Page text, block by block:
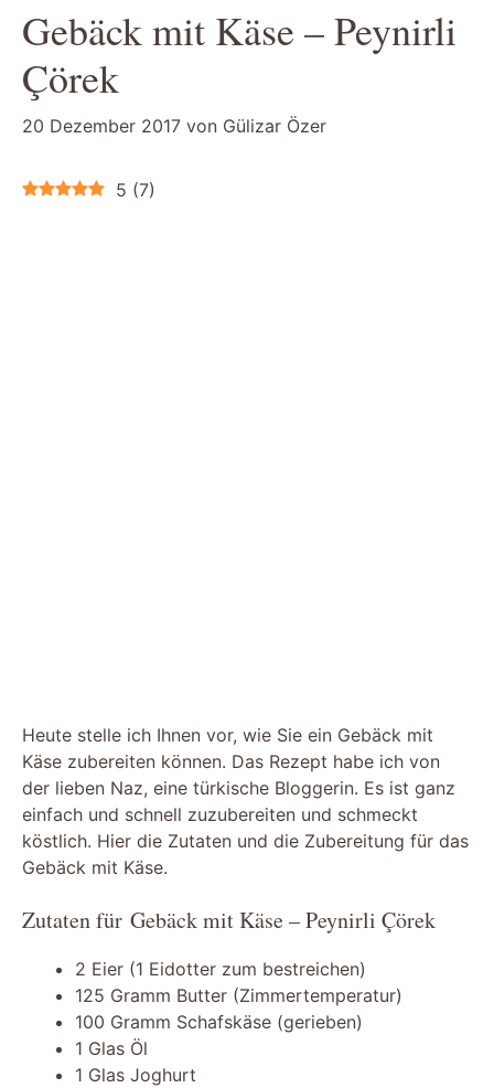
Gebäck mit Käse – Peynirli
Çörek
20 Dezember 2017 von Gülizar Özer
5 (7)
Heute stelle ich Ihnen vor, wie Sie ein Gebäck mit
Käse zubereiten können. Das Rezept habe ich von
der lieben Naz, eine türkische Bloggerin. Es ist ganz
einfach und schnell zuzubereiten und schmeckt
köstlich. Hier die Zutaten und die Zubereitung für das
Gebäck mit Käse.
Zutaten für Gebäck mit Käse – Peynirli Çörek
2 Eier (1 Eidotter zum bestreichen)
125 Gramm Butter (Zimmertemperatur)
100 Gramm Schafskäse (gerieben)
1 Glas Öl
1 Glas Joghurt